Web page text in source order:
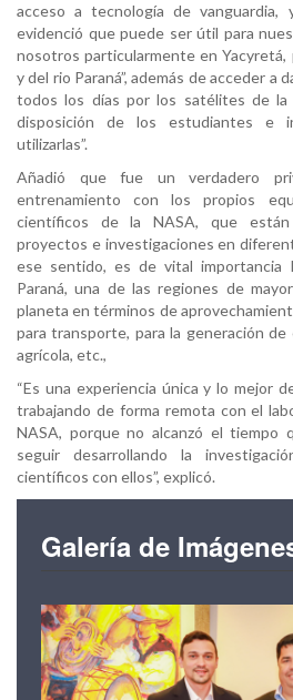
acceso a tecnología de
evidenció que puede ser útil para
nosotros particularmente en Yacyretá,
y del rio Paraná”, además de acceder a
todos los días por los satélites de la
disposición de los estudiantes e
utilizarlas”.
Añadió que fue un verdadero
entrenamiento con los propios
científicos de la NASA, que están
proyectos e investigaciones en
ese sentido, es de vital importancia
Paraná, una de las regiones de
planeta en términos de
para transporte, para la generación de
agrícola, etc.,
“Es una experiencia única y lo mejor
trabajando de forma remota con el
NASA, porque no alcanzó el tiempo
seguir desarrollando la
científicos con ellos”, explicó.
Galería de